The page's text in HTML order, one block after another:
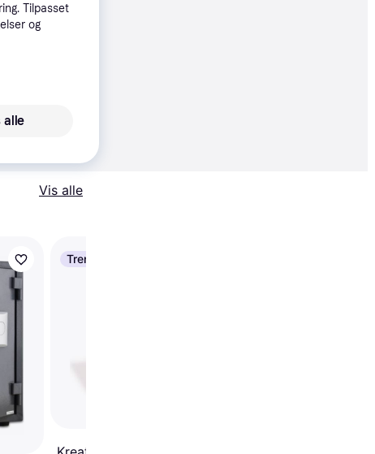
kr.
kr.
Vis alle
Trender
Tilpasset
og
alle